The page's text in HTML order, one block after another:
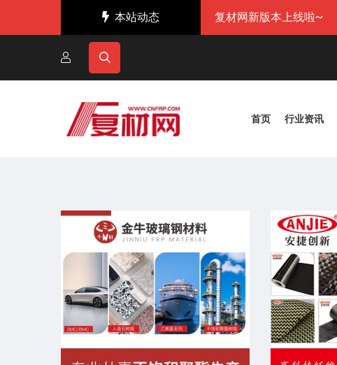
本站动态 复材网新版本上线啦~
首页 行业资讯